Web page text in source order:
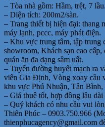
– Tòa nhà gồm: Hầm, trệt, 7 lầu.
– Diện tích: 200m2/sàn.
– Trang thiết bị hiện đại: thang
máy lạnh, pccc, máy phát điện.
– Khu vực trung tâm, tập trung
showroom, Khách sạn cao
quán ăn đa dạng sầm uất.
– Tuyến đường huyết mạch ra
viên Gia Định, Vòng xoay cầu
khu vực Phú Nhuận, Tân
– Giá thuê tốt, hợp đồng lâu dài
– Quý khách có nhu cầu vui
Thiên Phúc – 0903.750.966
thienphucagency@gmail.com